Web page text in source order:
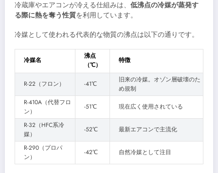
冷蔵庫やエアコンが冷える仕組みは、 低沸点の冷媒が蒸発す
る際に熱を奪う性質を利用しています。
冷媒として使われる代表的な物質の沸点は以下の通りです。
冷媒名
沸点
（℃）
特徴
R-22（フロン） -41℃
旧来の冷媒。オゾン層破壊のた
め規制
R-410A（代替フロ
ン）
-51℃ 現在広く使用されている
R-32（HFC系冷
媒）
-52℃ 最新エアコンで主流化
R-290（プロパ
ン）
-42℃ 自然冷媒として注目